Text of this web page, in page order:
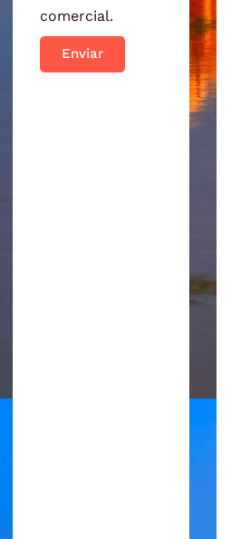
comercial.
Enviar